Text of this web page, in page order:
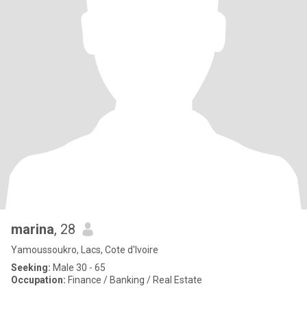
marina, 28
Yamoussoukro, Lacs, Cote d'Ivoire
Seeking: Male 30 - 65
Occupation: Finance / Banking / Real Estate